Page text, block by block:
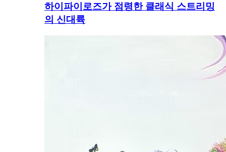
하이파이로즈가 점령한 클래식 스트리밍
의 신대륙